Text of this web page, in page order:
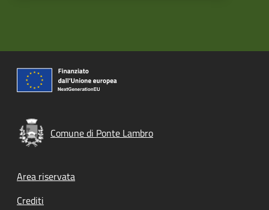
Comune di Ponte Lambro
Footer menu
Area riservata
Crediti